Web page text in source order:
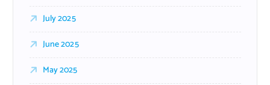
July 2025
June 2025
May 2025